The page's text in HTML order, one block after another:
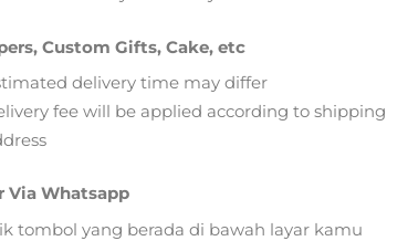
Custom Gifts, Cake, etc
delivery time may differ
fee will be applied according to shipping
Via Whatsapp
tombol yang berada di bawah layar kamu